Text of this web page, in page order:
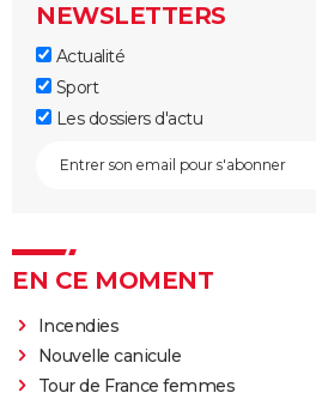
NEWSLETTERS
Actualité
Sport
Les dossiers d'actu
EN CE MOMENT
Incendies
Nouvelle canicule
Tour de France femmes